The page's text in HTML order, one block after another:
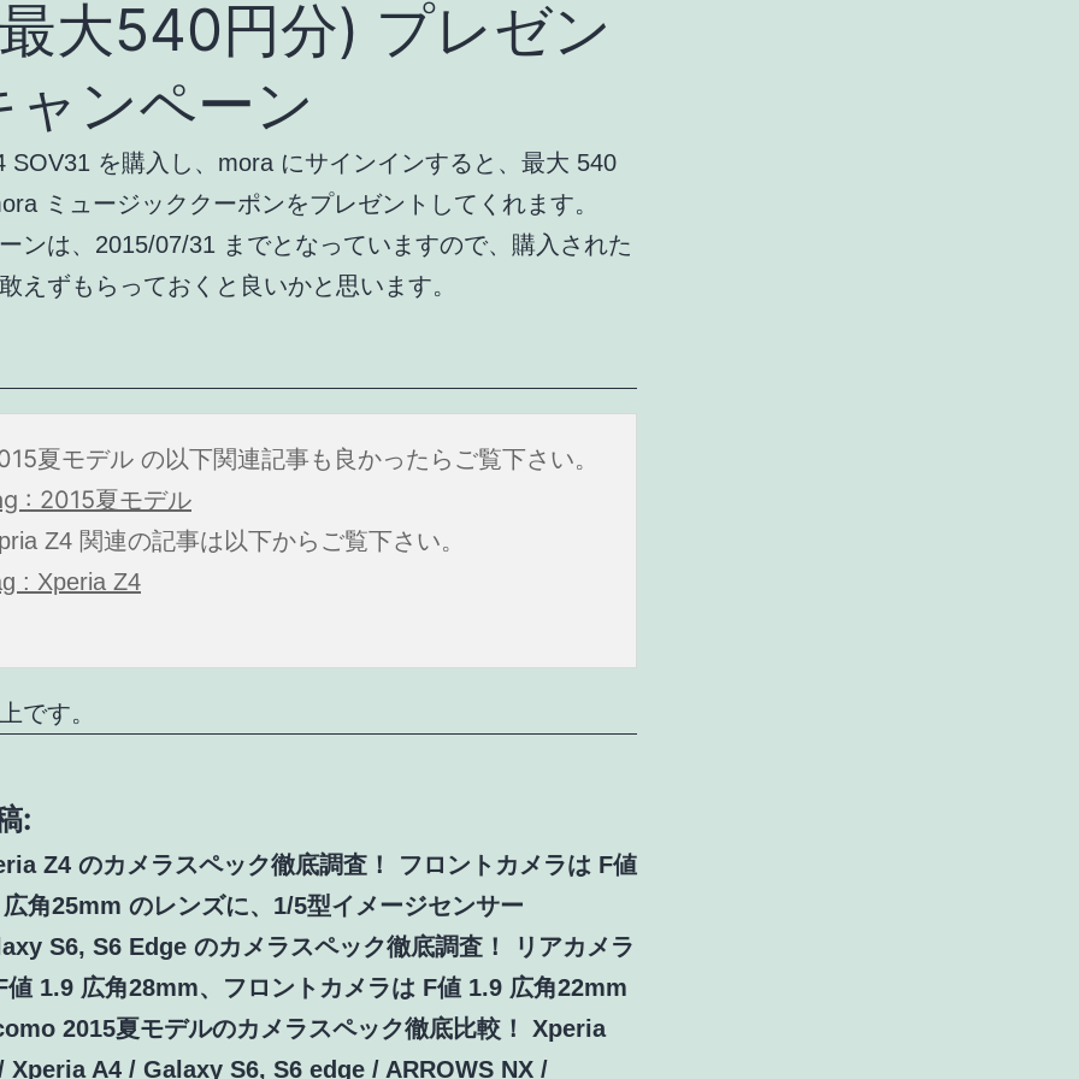
大540円分) プレゼン
ャンペーン
SOV31 を購入し、mora にサインインすると、最大 540
ミュージッククーポンをプレゼントしてくれます。
ンは、2015/07/31 までとなっていますので、購入された
えずもらっておくと良いかと思います。
夏モデル の以下関連記事も良かったらご覧下さい。
: 2015夏モデル
Z4 関連の記事は以下からご覧下さい。
: Xperia Z4
です。
:
Z4 のカメラスペック徹底調査！ フロントカメラは F値
角25mm のレンズに、1/5型イメージセンサー
S6, S6 Edge のカメラスペック徹底調査！ リアカメラ
値 1.9 広角28mm、フロントカメラは F値 1.9 広角22mm
2015夏モデルのカメラスペック徹底比較！ Xperia
Xperia A4 / Galaxy S6, S6 edge / ARROWS NX /